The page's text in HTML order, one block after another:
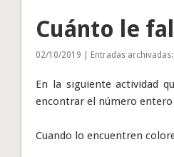
Cuánto le
02/10/2019 | Entradas
En la siguiente actividad
encontrar el número
Cuando lo encuentren